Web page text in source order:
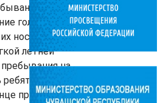
на солнце
головные
носить, о
летней
на
знают, что
приносило